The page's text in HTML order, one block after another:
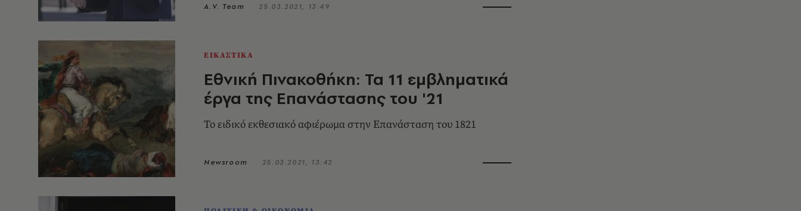
A.V. Team 25.03.2021, 13:49
ΕΙΚΑΣΤΙΚΑ
Εθνική Πινακοθήκη: Τα 11 εμβληματικά
έργα της Επανάστασης του '21
Το ειδικό εκθεσιακό αφιέρωμα στην Επανάσταση του 1821
Newsroom 25.03.2021, 13:42